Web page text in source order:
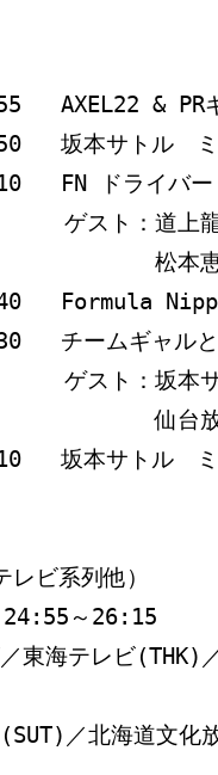
ビ系列他）
～26:15
海テレビ(THK)
／北海道文化